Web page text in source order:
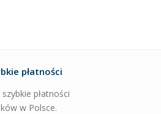
płatności
płatności
w Polsce.